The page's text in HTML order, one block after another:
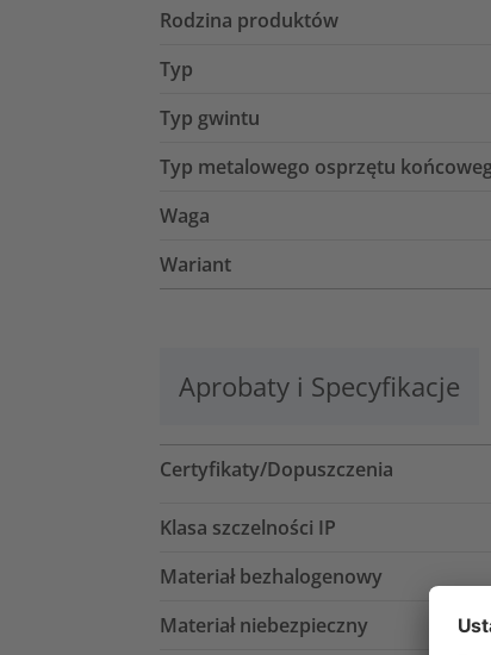
Rodzina produktów
Typ
Typ gwintu
Typ metalowego osprzętu
Waga
Wariant
Aprobaty i Specyfikacje
Certyfikaty/Dopuszczenia
Klasa szczelności IP
Materiał bezhalogenowy
Materiał niebezpieczny